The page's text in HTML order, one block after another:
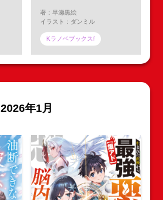
著：早瀬黒絵
イラスト：ダンミル
Kラノベブックスf
2026年1月